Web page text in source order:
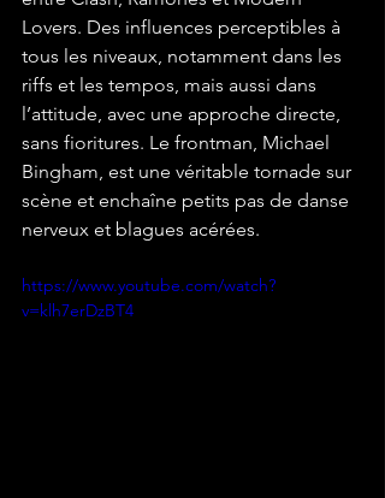
Lovers. Des influences perceptibles à
tous les niveaux, notamment dans les
riffs et les tempos, mais aussi dans
l’attitude, avec une approche directe,
sans fioritures. Le frontman, Michael
Bingham, est une véritable tornade sur
scène et enchaîne petits pas de danse
nerveux et blagues acérées.
https://www.youtube.com/watch?
v=klh7erDzBT4